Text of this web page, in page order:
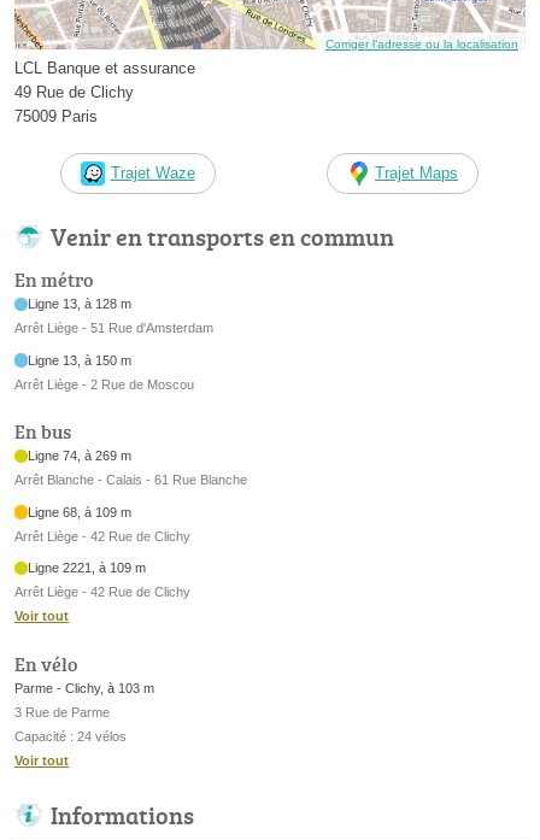
Corriger l’adresse ou la localisation
LCL Banque et assurance
49 Rue de Clichy
75009 Paris
Trajet Waze Trajet Maps
Venir en transports en commun
En métro
Ligne 13, à 128 m
Arrêt Liège - 51 Rue d'Amsterdam
Ligne 13, à 150 m
Arrêt Liège - 2 Rue de Moscou
En bus
Ligne 74, à 269 m
Arrêt Blanche - Calais - 61 Rue Blanche
Ligne 68, à 109 m
Arrêt Liège - 42 Rue de Clichy
Ligne 2221, à 109 m
Arrêt Liège - 42 Rue de Clichy
Voir tout
En vélo
Parme - Clichy, à 103 m
3 Rue de Parme
Capacité : 24 vélos
Voir tout
Informations